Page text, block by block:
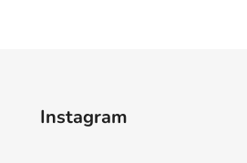
Instagram